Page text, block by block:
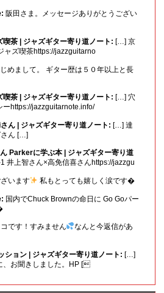
阪田さま。メッセージありがとうござい
茶 | ジャズギター寄り道ノート: […] 京
ズ喫茶https://jazzguitarno
めまして。 ギター歴は５０年以上と長
茶 | ジャズギター寄り道ノート: […] 穴
https://jazzguitarnote.info/
ん | ジャズギター寄り道ノート: […] 達
さん […]
Parkerに学ぶ本 | ジャズギター寄り道
井上智さん×高免信喜さんhttps://jazzgu
います 私もとっても嬉しく涙です�
国内でChuck Brownの命日に Go Goパー
です！すみません
なんと今返信があ
ョン | ジャズギター寄り道ノート: […]
、お聞きしました。HP [